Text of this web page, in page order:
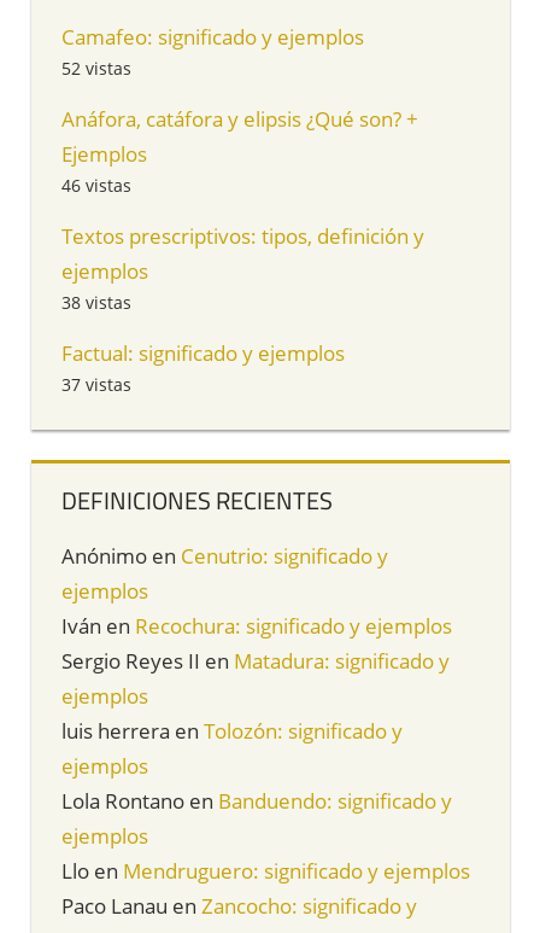
Camafeo: significado y ejemplos
52 vistas
Anáfora, catáfora y elipsis ¿Qué son? +
Ejemplos
46 vistas
Textos prescriptivos: tipos, definición y
ejemplos
38 vistas
Factual: significado y ejemplos
37 vistas
DEFINICIONES RECIENTES
Anónimo en Cenutrio: significado y
ejemplos
Iván en Recochura: significado y ejemplos
Sergio Reyes II en Matadura: significado y
ejemplos
luis herrera en Tolozón: significado y
ejemplos
Lola Rontano en Banduendo: significado y
ejemplos
Llo en Mendruguero: significado y ejemplos
Paco Lanau en Zancocho: significado y